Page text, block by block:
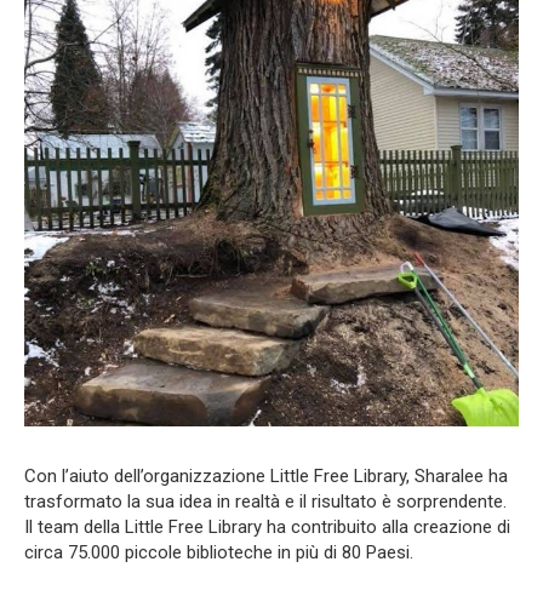
Con l’aiuto dell’organizzazione Little Free Library, Sharalee ha
trasformato la sua idea in realtà e il risultato è sorprendente.
Il team della Little Free Library ha contribuito alla creazione di
circa 75.000 piccole biblioteche in più di 80 Paesi.